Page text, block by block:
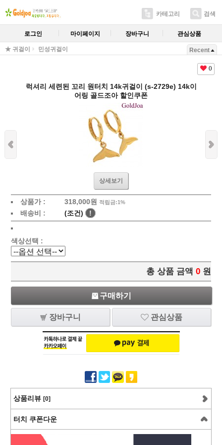
카테고리 검색
로그인 마이페이지 장바구니 관심상품
★ 귀걸이 민성귀걸이 Recent
0
럭셔리 세련된 꼬리 원터치 14k귀걸이 (s-2729e) 14k이
어링 골드조아 할인쿠폰
상세보기
상품가 : 318,000원 적립금:1%
배송비 : (조건) !
색상선택 :
총 상품 금액 0 원
구매하기
장바구니 관심상품
상품리뷰 [0]
터치 쿠폰다운